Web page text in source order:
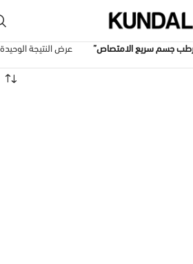
جسم سريع الامتصاص” عرض النتيجة الوحيدة